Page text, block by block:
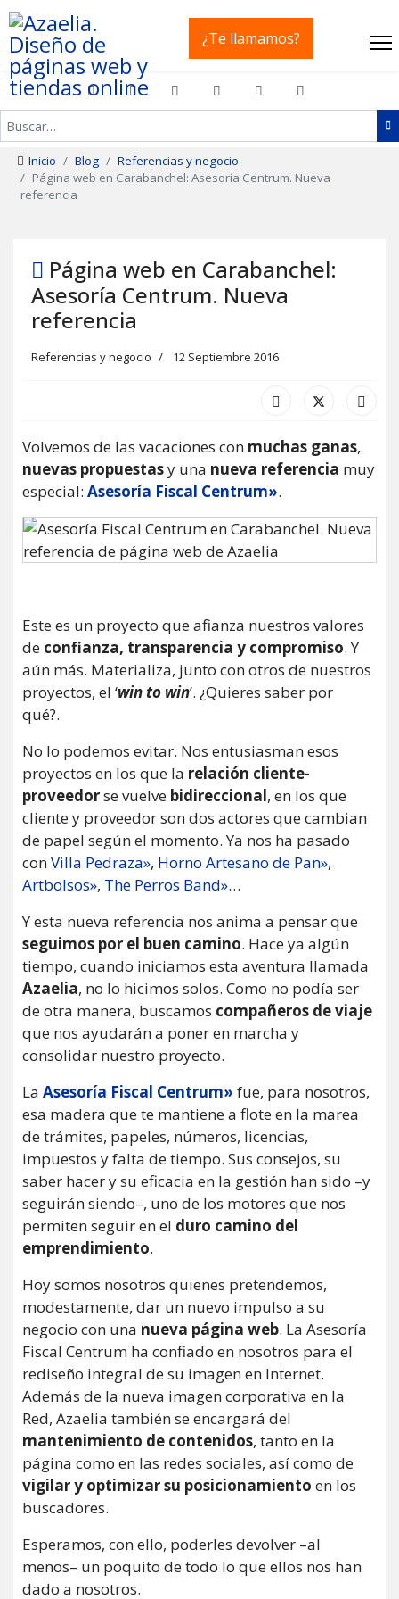
¿Te llamamos?
Buscar
Inicio Blog
Referencias y negocio
Página web en Carabanchel: Asesoría Centrum. Nueva
referencia
Página web en Carabanchel:
Asesoría Centrum. Nueva
referencia
Referencias y negocio 12 Septiembre 2016
Volvemos de las vacaciones con muchas ganas,
nuevas propuestasy una nueva referencia muy
especial: Asesoría Fiscal Centrum».
Este es un proyecto que afianza nuestros valores
de confianza, transparencia y compromiso. Y
aún más. Materializa, junto con otros de nuestros
proyectos, el ‘win to win’. ¿Quieres saber por
qué?.
No lo podemos evitar. Nos entusiasman esos
proyectos en los que la relación cliente-
proveedorse vuelve bidireccional, en los que
cliente y proveedor son dos actores que cambian
de papel según el momento. Ya nos ha pasado
conVilla Pedraza», Horno Artesano de Pan»,
Artbolsos», The Perros Band»…
Y esta nueva referencia nos anima a pensar que
seguimos por el buen camino. Hace ya algún
tiempo, cuando iniciamos esta aventura llamada
Azaelia, no lo hicimos solos. Como no podía ser
de otra manera, buscamos compañeros de viaje
que nos ayudarán a poner en marcha y
consolidar nuestro proyecto.
La Asesoría Fiscal Centrum» fue, para nosotros,
esa madera que te mantiene a flote en la marea
de trámites, papeles, números, licencias,
impuestos y falta de tiempo. Sus consejos, su
saber hacer y su eficacia en la gestión han sido –y
seguirán siendo–, uno de los motores que nos
permiten seguir en el duro camino del
emprendimiento.
Hoy somos nosotros quienes pretendemos,
modestamente, dar un nuevo impulso a su
negocio con una nueva página web. La Asesoría
Fiscal Centrum ha confiado en nosotros para el
rediseño integral de su imagen en Internet.
Además de la nueva imagen corporativa en la
Red, Azaelia también se encargará del
mantenimiento de contenidos, tanto en la
página como en las redes sociales, así como de
vigilar y optimizar su posicionamiento en los
buscadores.
Esperamos, con ello, poderles devolver –al
menos– un poquito de todo lo que ellos nos han
dado a nosotros.